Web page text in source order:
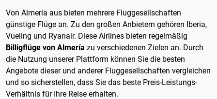
Von Almería aus bieten mehrere Fluggesellschaften
günstige Flüge an. Zu den großen Anbietern gehören Iberia,
Vueling und Ryanair. Diese Airlines bieten regelmäßig
Billigflüge von Almería zu verschiedenen Zielen an. Durch
die Nutzung unserer Plattform können Sie die besten
Angebote dieser und anderer Fluggesellschaften vergleichen
und so sicherstellen, dass Sie das beste Preis-Leistungs-
Verhältnis für Ihre Reise erhalten.